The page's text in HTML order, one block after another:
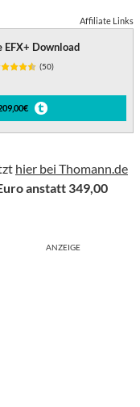
Affiliate Links
EFX+ Download
(50)
hier bei Thomann.de
anstatt 349,00
ANZEIGE